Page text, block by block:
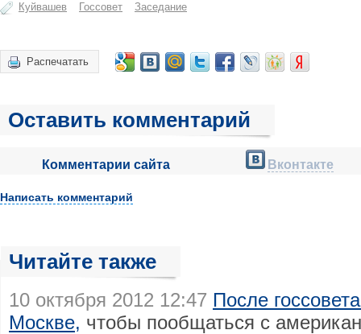
Куйвашев Госсовет Заседание
Распечатать
Оставить комментарий
Комментарии сайта Вконтакте
Написать комментарий
Читайте также
10 октября 2012 12:47 После
Москве, чтобы пообщаться с